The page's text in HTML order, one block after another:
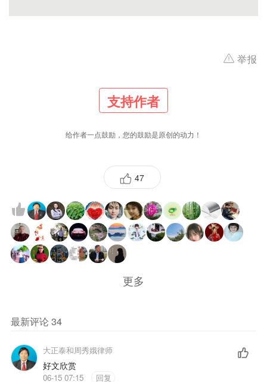
举报
支持作者
给作者一点鼓励，您的鼓励是原创的动力！
47
更多
最新评论 34
大正泰和周秀娥律师
好文欣赏
06-15 07:15 回复